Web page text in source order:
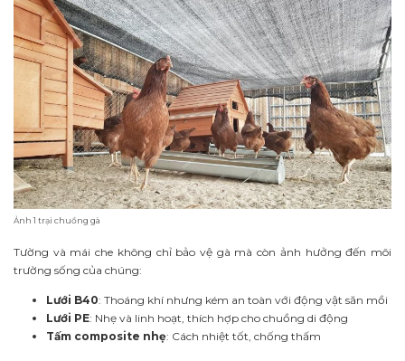
Ảnh 1 trại chuồng gà
Tường và mái che không chỉ bảo vệ gà mà còn ảnh hưởng đến môi
trường sống của chúng:
Lưới B40: Thoáng khí nhưng kém an toàn với động vật săn mồi
Lưới PE: Nhẹ và linh hoạt, thích hợp cho chuồng di động
Tấm composite nhẹ: Cách nhiệt tốt, chống thấm